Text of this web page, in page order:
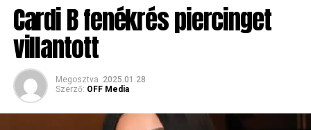
Cardi B fenékrés piercinget
villantott
Megosztva 2025.01.28
Szerző: OFF Media